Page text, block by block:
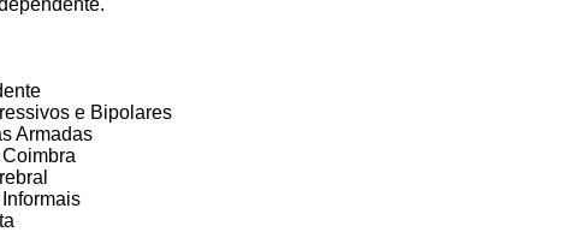
e Bipolares
Armadas